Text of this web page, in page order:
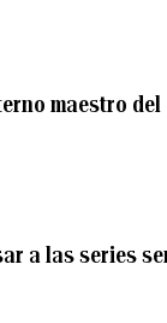
maestro
a las series